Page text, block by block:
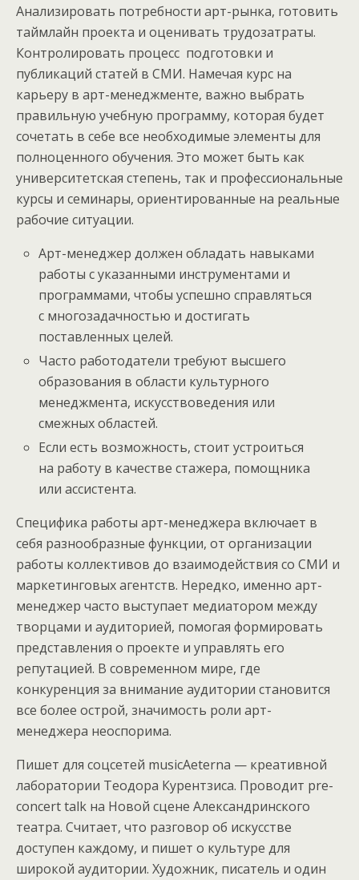
Анализировать потребности арт-рынка, готовить
таймлайн проекта и оценивать трудозатраты.
Контролировать процесс подготовки и
публикаций статей в СМИ. Намечая курс на
карьеру в арт-менеджменте, важно выбрать
правильную учебную программу, которая будет
сочетать в себе все необходимые элементы для
полноценного обучения. Это может быть как
университетская степень, так и профессиональные
курсы и семинары, ориентированные на реальные
рабочие ситуации.
Арт-менеджер должен обладать навыками
работы с указанными инструментами и
программами, чтобы успешно справляться
с многозадачностью и достигать
поставленных целей.
Часто работодатели требуют высшего
образования в области культурного
менеджмента, искусствоведения или
смежных областей.
Если есть возможность, стоит устроиться
на работу в качестве стажера, помощника
или ассистента.
Специфика работы арт-менеджера включает в
себя разнообразные функции, от организации
работы коллективов до взаимодействия со СМИ и
маркетинговых агентств. Нередко, именно арт-
менеджер часто выступает медиатором между
творцами и аудиторией, помогая формировать
представления о проекте и управлять его
репутацией. В современном мире, где
конкуренция за внимание аудитории становится
все более острой, значимость роли арт-
менеджера неоспорима.
Пишет для соцсетей musicAeterna — креативной
лаборатории Теодора Курентзиса. Проводит pre-
concert talk на Новой сцене Александринского
театра. Считает, что разговор об искусстве
доступен каждому, и пишет о культуре для
широкой аудитории. Художник, писатель и один